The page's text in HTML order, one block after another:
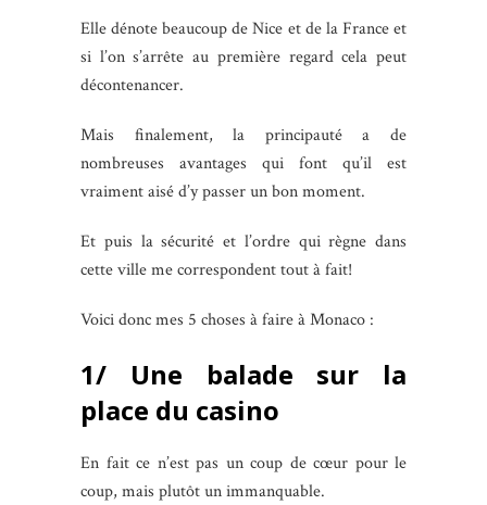
Elle dénote beaucoup de Nice et de la France et
si l’on s’arrête au première regard cela peut
décontenancer.
Mais finalement, la principauté a de
nombreuses avantages qui font qu’il est
vraiment aisé d’y passer un bon moment.
Et puis la sécurité et l’ordre qui règne dans
cette ville me correspondent tout à fait!
Voici donc mes 5 choses à faire à Monaco :
1/ Une balade sur la
place du casino
En fait ce n’est pas un coup de cœur pour le
coup, mais plutôt un immanquable.